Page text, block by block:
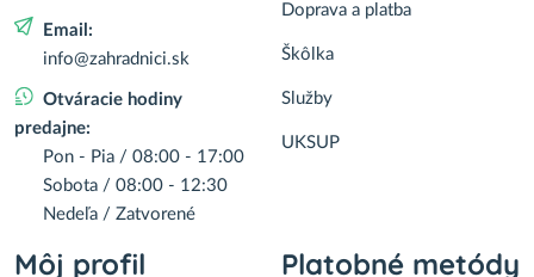
Email:
info@zahradnici.sk
Otváracie hodiny
predajne:
Pon - Pia / 08:00 - 17:00
Sobota / 08:00 - 12:30
Nedeľa / Zatvorené
Doprava a platba
Škôlka
Služby
UKSUP
Môj profil Platobné metódy